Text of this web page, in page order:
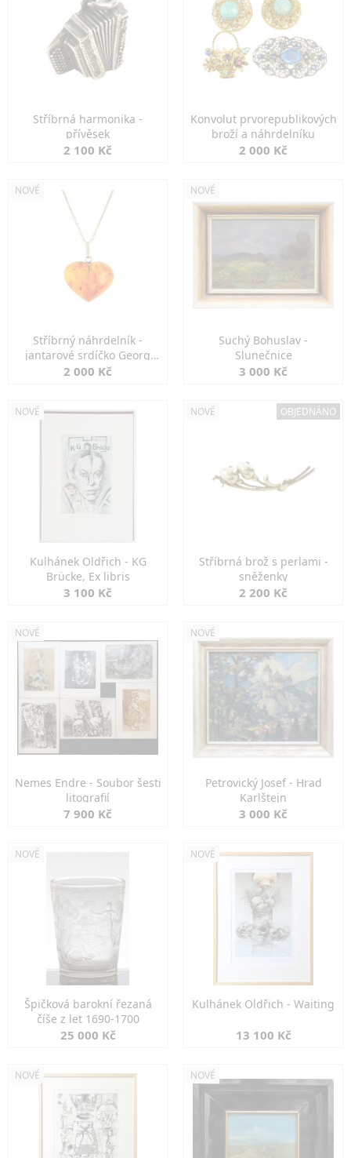
Stříbrná harmonika -
přívěsek
2 100 Kč
Konvolut prvorepublikových
broží a náhrdelníku
2 000 Kč
NOVÉ
Stříbrný náhrdelník -
jantarové srdíčko Georg
Kramer
2 000 Kč
NOVÉ
Suchý Bohuslav -
Slunečnice
3 000 Kč
NOVÉ
Kulhánek Oldřich - KG
Brücke, Ex libris
3 100 Kč
NOVÉ OBJEDNÁNO
Stříbrná brož s perlami -
sněženky
2 200 Kč
NOVÉ
Nemes Endre - Soubor šesti
litografií
7 900 Kč
NOVÉ
Petrovický Josef - Hrad
Karlštejn
3 000 Kč
NOVÉ
Špičková barokní řezaná
číše z let 1690-1700
25 000 Kč
NOVÉ
Kulhánek Oldřich - Waiting
13 100 Kč
NOVÉ NOVÉ